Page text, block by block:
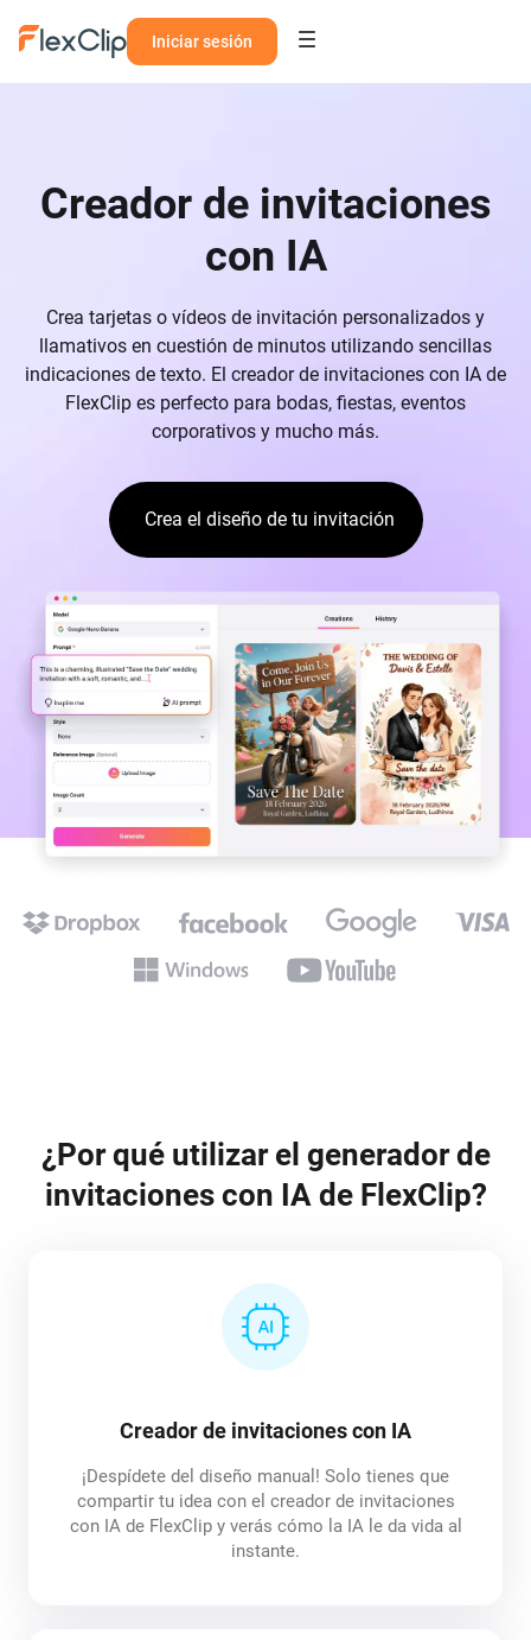
Iniciar sesión
Creador de invitaciones
con IA
Crea tarjetas o vídeos de invitación personalizados y
llamativos en cuestión de minutos utilizando sencillas
indicaciones de texto. El creador de invitaciones con IA de
FlexClip es perfecto para bodas, fiestas, eventos
corporativos y mucho más.
Crea el diseño de tu invitación
¿Por qué utilizar el generador de
invitaciones con IA de FlexClip?
Creador de invitaciones con IA
¡Despídete del diseño manual! Solo tienes que
compartir tu idea con el creador de invitaciones
con IA de FlexClip y verás cómo la IA le da vida al
instante.